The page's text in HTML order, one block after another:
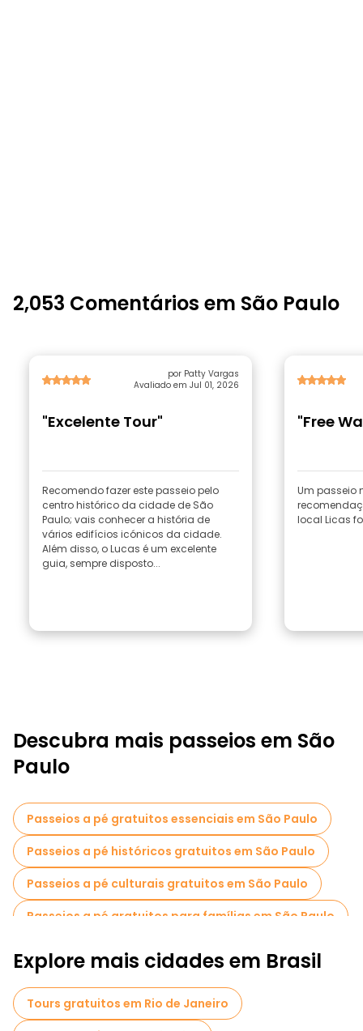
2,053 Comentários em São Paulo
por Patty Vargas
Avaliado em Jul 01, 2026
"Excelente Tour"
Recomendo fazer este passeio pelo
centro histórico da cidade de São
Paulo; vais conhecer a história de
vários edifícios icónicos da cidade.
Além disso, o Lucas é um excelente
guia, sempre disposto...
"Free
Um passeio
local Licas
Descubra mais passeios em São
Paulo
Passeios a pé gratuitos essenciais em São Paulo
Passeios a pé históricos gratuitos em São Paulo
Passeios a pé culturais gratuitos em São Paulo
Passeios a pé gratuitos para famílias em São Paulo
Atividades esportivas em São Paulo
Passeios de bicicleta em São Paulo
Explore mais cidades em Brasil
Tours gratuitos em Rio de Janeiro